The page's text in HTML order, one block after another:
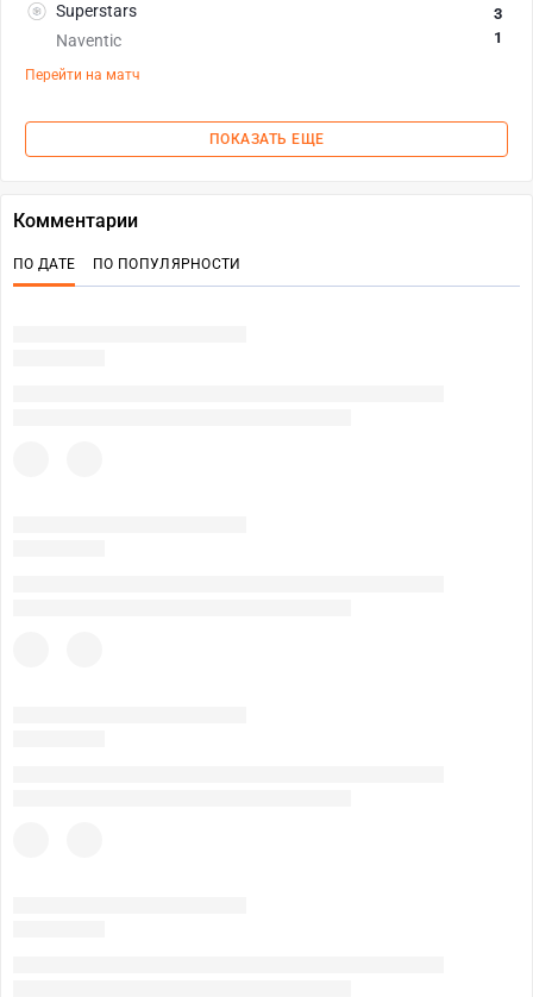
Superstars
Naventic
3
1
Перейти на матч
ПОКАЗАТЬ ЕЩЕ
Комментарии
ПО ДАТЕ ПО ПОПУЛЯРНОСТИ